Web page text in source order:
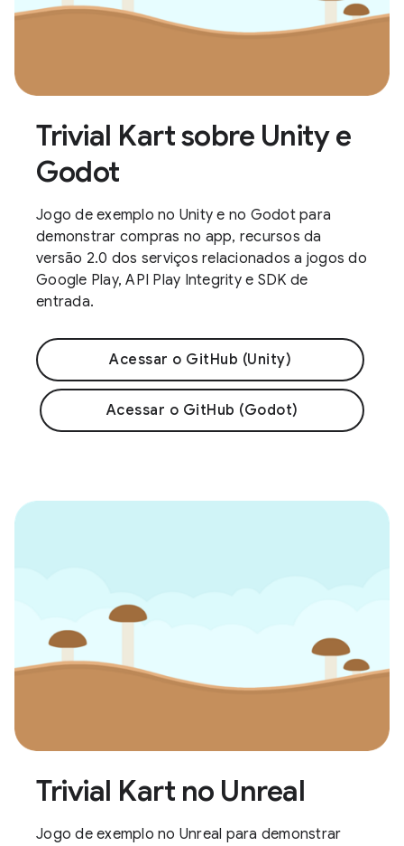
Trivial Kart sobre Unity e
Godot
Jogo de exemplo no Unity e no Godot para
demonstrar compras no app, recursos da
versão 2.0 dos serviços relacionados a jogos do
Google Play, API Play Integrity e SDK de
entrada.
Acessar o GitHub (Unity)
Acessar o GitHub (Godot)
Trivial Kart no Unreal
Jogo de exemplo no Unreal para demonstrar